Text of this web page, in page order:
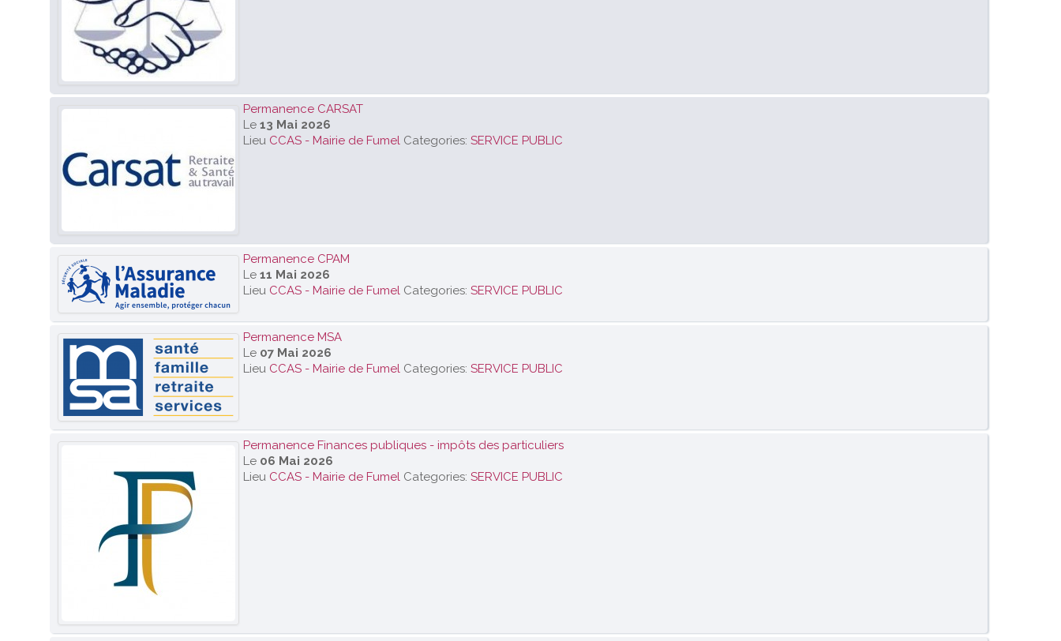
Permanence CARSAT
Le 13 Mai 2026
Lieu CCAS - Mairie de Fumel Categories: SERVICE PUBLIC
Permanence CPAM
Le 11 Mai 2026
Lieu CCAS - Mairie de Fumel Categories: SERVICE PUBLIC
Permanence MSA
Le 07 Mai 2026
Lieu CCAS - Mairie de Fumel Categories: SERVICE PUBLIC
Permanence Finances publiques - impôts des particuliers
Le 06 Mai 2026
Lieu CCAS - Mairie de Fumel Categories: SERVICE PUBLIC